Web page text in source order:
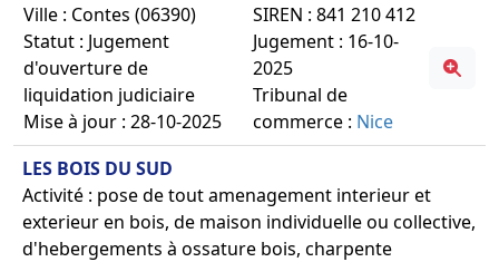
Ville : Contes (06390)
Statut : Jugement
d'ouverture de
liquidation judiciaire
Mise à jour : 28-10-2025
SIREN : 841 210 412
Jugement : 16-10-
2025
Tribunal de
commerce : Nice
LES BOIS DU SUD
Activité : pose de tout amenagement interieur et
exterieur en bois, de maison individuelle ou collective,
d'hebergements à ossature bois, charpente